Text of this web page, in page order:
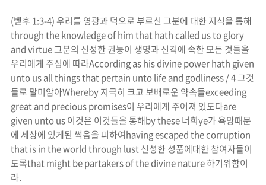
(벧후 1:3-4)우리를 영광과 덕으로 부르신 그분에 대한 지식을 통해
through the knowledge of him that hath called us to glory
and virtue그분의 신성한 권능이 생명과 신격에 속한 모든 것들을
우리에게 주심에 따라According as his divine power hath given
unto us all things that pertain unto life and godliness / 4그것
들로 말미암아Whereby지극히 크고 보배로운 약속들exceeding
great and precious promises이 우리에게 주어져 있도다are
given unto us이것은 이것들을 통해by these너희ye가 욕망때문
에 세상에 있게된 썩음을 피하여having escaped the corruption
that is in the world through lust신성한 성품에대한 참여자들이
도록that might be partakers of the divine nature하기위함이
라.